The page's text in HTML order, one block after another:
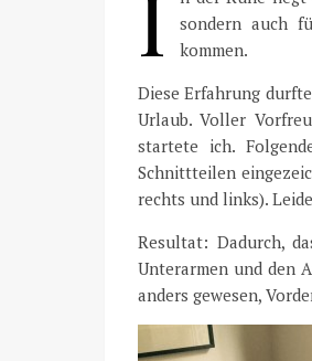
sondern auch
kommen.
Diese Erfahrung
Urlaub. Voller
startete ich.
Schnittteilen
rechts und links).
Resultat: Dadurch,
Unterarmen und den
anders gewesen,